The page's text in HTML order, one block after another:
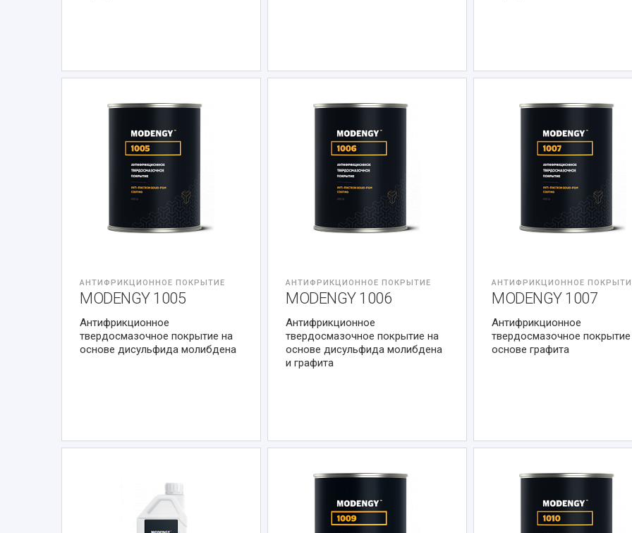
АНТИФРИКЦИОННОЕ ПОКРЫТИЕ
MODENGY 1005
Антифрикционное
твердосмазочное покрытие на
основе дисульфида молибдена
АНТИФРИКЦИОННОЕ ПОКРЫТИЕ
MODENGY 1006
Антифрикционное
твердосмазочное покрытие на
основе дисульфида молибдена
и графита
АНТИФРИКЦИОННОЕ
MODENGY 1007
Антифрикционное
твердосмазочное
основе графита